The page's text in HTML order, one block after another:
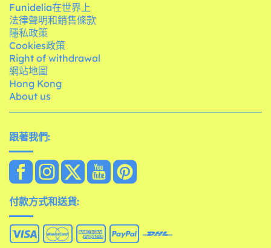
Funidelia在世界上
法律聲明和銷售條款
隱私政策
Cookies政策
Right of withdrawal
網站地圖
Hong Kong
About us
跟著我們:
付款方式和送貨: